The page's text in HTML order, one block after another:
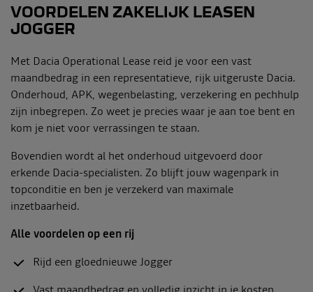
VOORDELEN ZAKELIJK LEASEN
JOGGER
Met Dacia Operational Lease reid je voor een vast
maandbedrag in een representatieve, rijk uitgeruste Dacia.
Onderhoud, APK, wegenbelasting, verzekering en pechhulp
zijn inbegrepen. Zo weet je precies waar je aan toe bent en
kom je niet voor verrassingen te staan.
Bovendien wordt al het onderhoud uitgevoerd door
erkende Dacia-specialisten. Zo blijft jouw wagenpark in
topconditie en ben je verzekerd van maximale
inzetbaarheid.
Alle voordelen op een rij
Rijd een gloednieuwe Jogger